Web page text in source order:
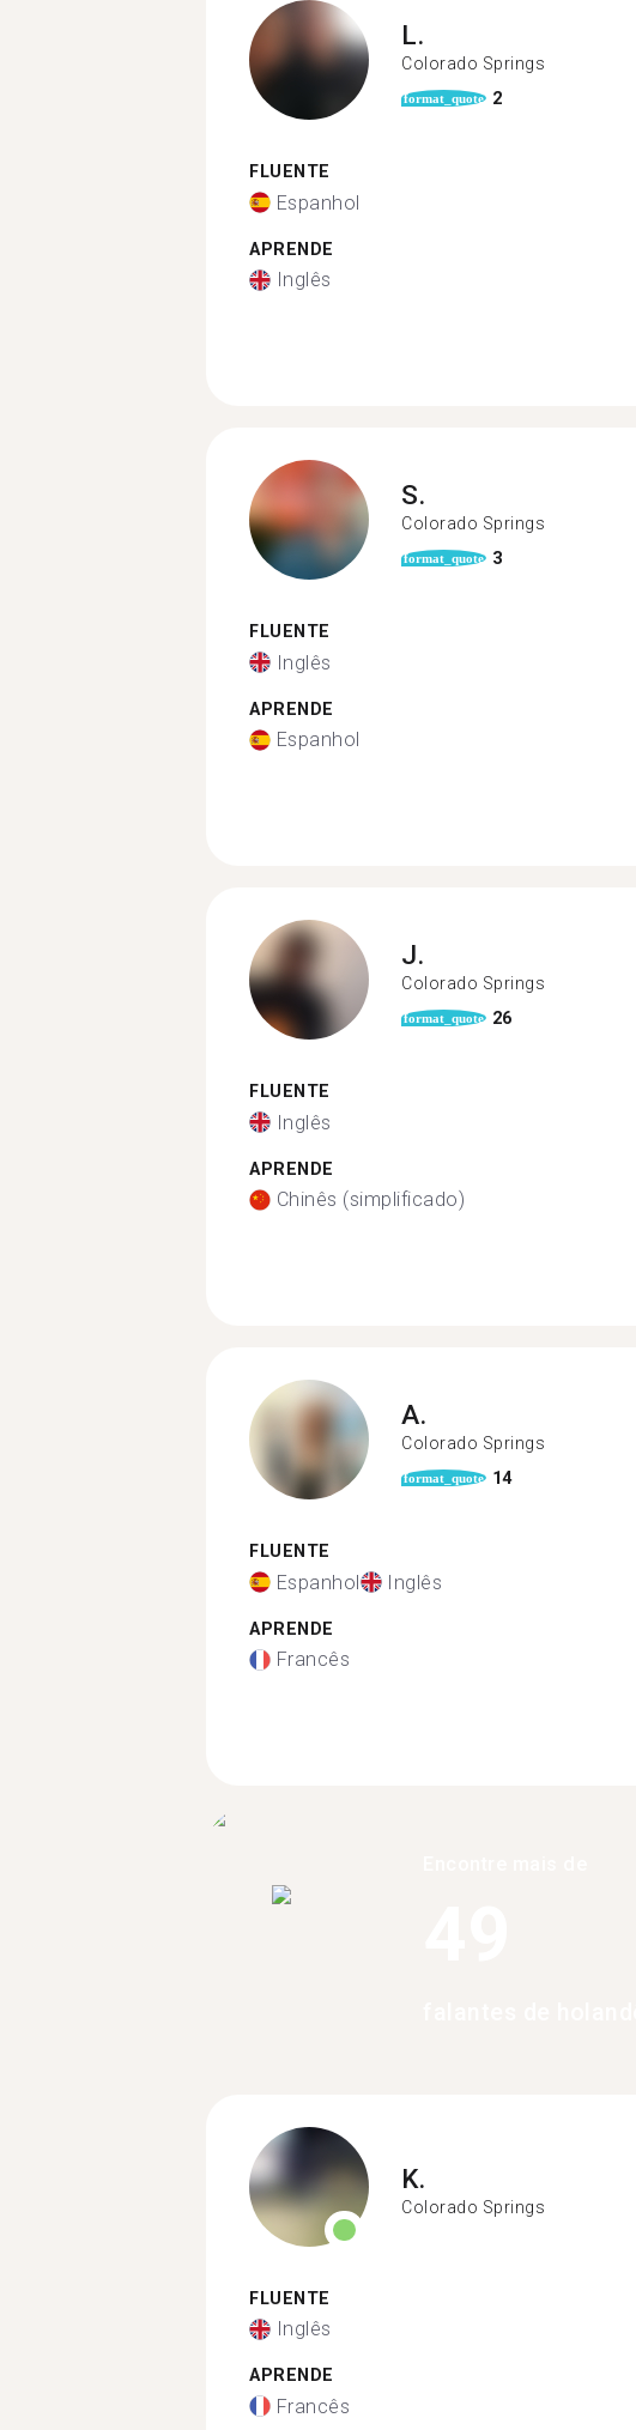
L.
Colorado Springs
format_quote 2
FLUENTE
Espanhol
APRENDE
Inglês
S.
Colorado Springs
format_quote 3
FLUENTE
Inglês
APRENDE
Espanhol
J.
Colorado Springs
format_quote 26
FLUENTE
Inglês
APRENDE
Chinês (simplificado)
A.
Colorado Springs
format_quote 14
FLUENTE
Espanhol Inglês
APRENDE
Francês
K.
Colorado Springs
FLUENTE
Inglês
APRENDE
Francês